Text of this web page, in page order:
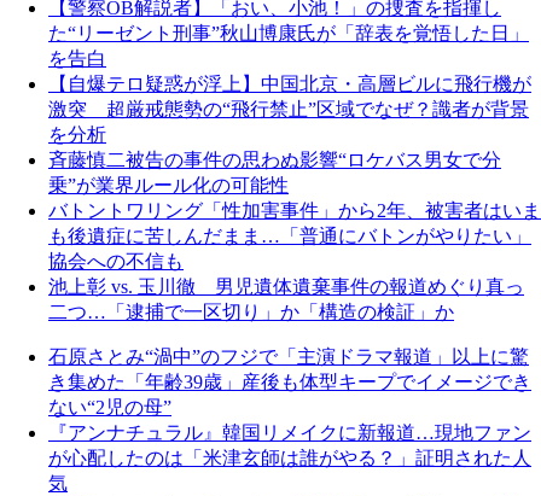
【警察OB解説者】「おい、小池！」の捜査を指揮し
た“リーゼント刑事”秋山博康氏が「辞表を覚悟した日」
を告白
【自爆テロ疑惑が浮上】中国北京・高層ビルに飛行機が
激突 超厳戒態勢の“飛行禁止”区域でなぜ？識者が背景
を分析
斉藤慎二被告の事件の思わぬ影響“ロケバス男女で分
乗”が業界ルール化の可能性
バトントワリング「性加害事件」から2年、被害者はいま
も後遺症に苦しんだまま…「普通にバトンがやりたい」
協会への不信も
池上彰 vs. 玉川徹 男児遺体遺棄事件の報道めぐり真っ
二つ…「逮捕で一区切り」か「構造の検証」か
石原さとみ“渦中”のフジで「主演ドラマ報道」以上に驚
き集めた「年齢39歳」産後も体型キープでイメージでき
ない“2児の母”
『アンナチュラル』韓国リメイクに新報道…現地ファン
が心配したのは「米津玄師は誰がやる？」証明された人
気